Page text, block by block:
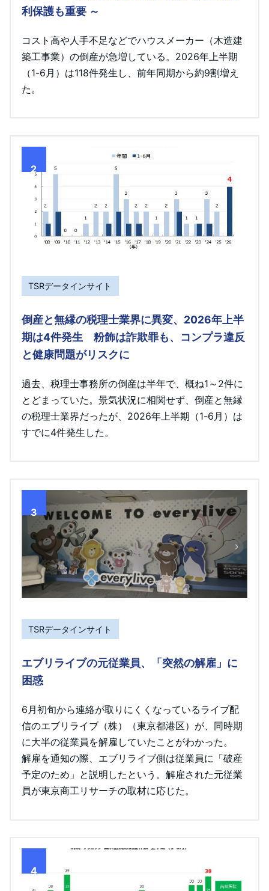
利保護も重要 ～
コスト高や人手不足などでハウスメーカー（木造建
築工事業）の倒産が急増している。2026年上半期
（1-6月）は118件発生し、前年同期から約9割増え
た。
2
TSRデータインサイト
倒産と無縁の税理士業界に異変、2026年上半
期は4件発生 粉飾は詐欺罪も、コンプラ違反
と健康問題がリスクに
過去、税理士事務所の倒産は半年で、概ね1～2件に
とどまっていた。景気状況に相関せず、倒産と無縁
の税理士業界だったが、2026年上半期（1-6月）は
すでに4件発生した。
3
TSRデータインサイト
エブリライブの元従業員、「突然の解雇」に
困惑
6月初旬から連絡が取りにくくなっているライブ配
信のエブリライブ（株）（東京都港区）が、同時期
に大半の従業員を解雇していたことがわかった。
解雇を通知の際、エブリライブ側は従業員に「破産
予定のため」と説明したという。解雇された元従業
員が東京商工リサーチの取材に応じた。
4